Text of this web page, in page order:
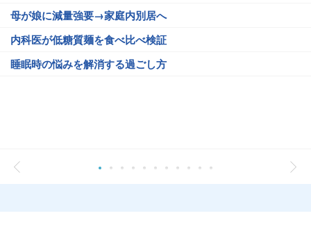
母が娘に減量強要→家庭内別居へ
内科医が低糖質麺を食べ比べ検証
睡眠時の悩みを解消する過ごし方